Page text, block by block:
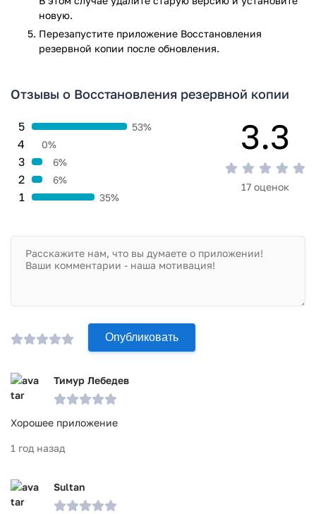
новую.
Перезапустите приложениe Восстановления
резервной копии после обновления.
Отзывы о Восстановления резервной копии
1 35%
2 6%
3 6%
4 0%
5 53% 3.3
17 оценок
Опубликовать
Тимур Лебедев
Хорошее приложение
1 год назад
Sultan